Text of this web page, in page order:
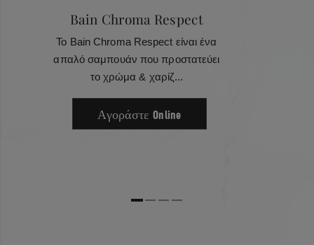
Bain Chroma Respect
Το Bain Chroma Respect είναι ένα
απαλό σαμπουάν που προστατεύει
το χρώμα & χαρίζ...
Αγοράστε Online